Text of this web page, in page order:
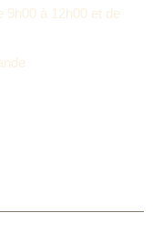
9h00 à 12h00 et de